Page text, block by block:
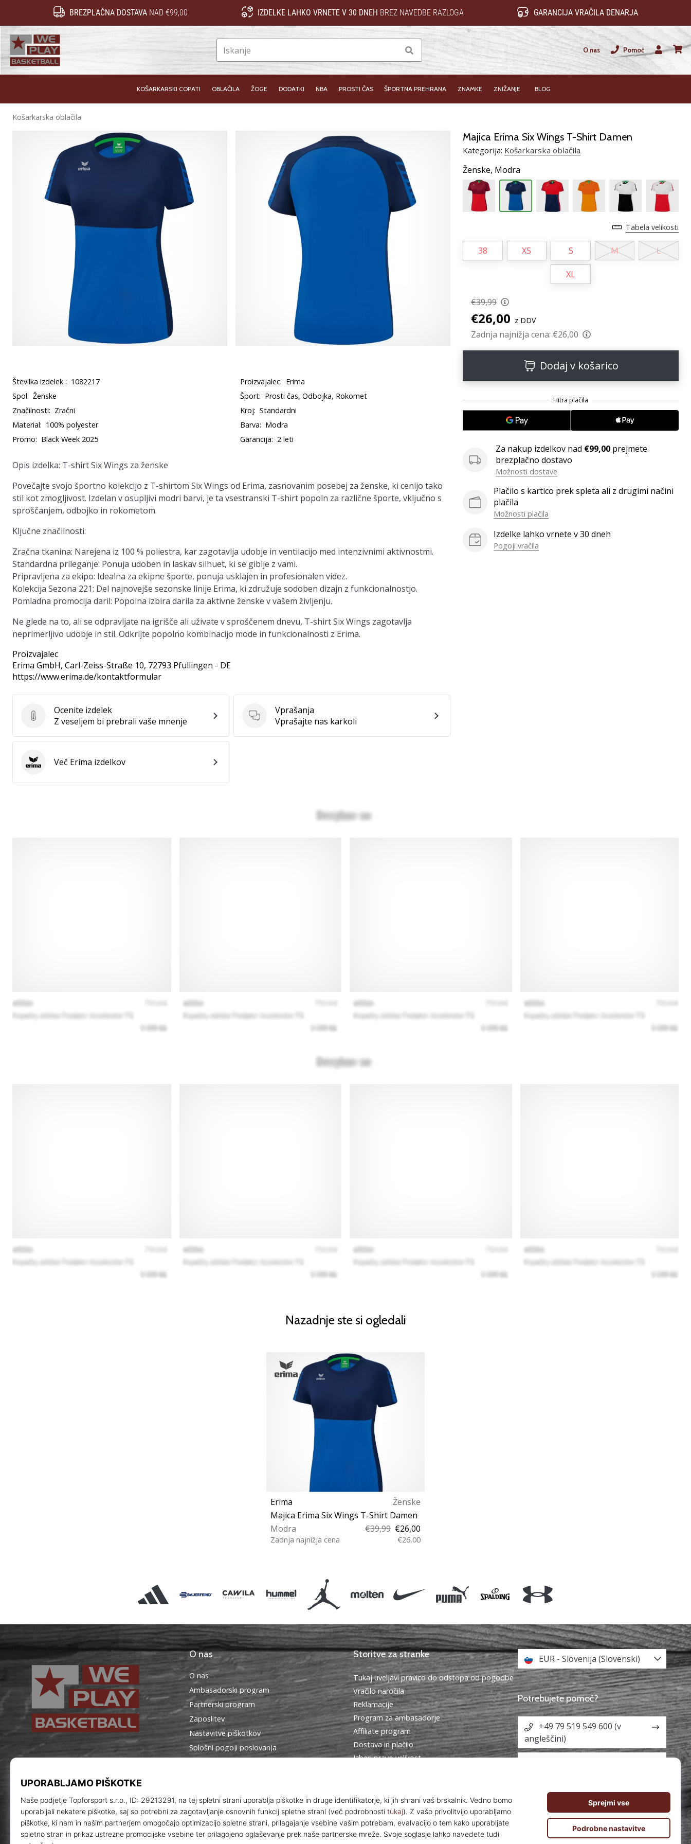
BREZPLAČNA DOSTAVA NAD €99,00 IZDELKE LAHKO VRNETE V 30 DNEH BREZ NAVEDBE RAZLOGA GARANCIJA VRAČILA DENARJA
Iskanje O nas
Pomoč
Uporabnik
KOŠARKARSKI COPATI OBLAČILA ŽOGE DODATKI NBA PROSTI ČAS ŠPORTNA PREHRANA ZNAMKE ZNIŽANJE BLOG
Košarkarska oblačila
Majica Erima Six Wings T-Shirt Damen
Kategorija: Košarkarska oblačila
Ženske, Modra
Tabela velikosti
38 XS S M L
XL
€39,99
€26,00 z DDV
Zadnja najnižja cena: €26,00
Dodaj v košarico
Za nakup izdelkov nad €99,00 prejmete
brezplačno dostavo
Možnosti dostave
Plačilo s kartico prek spleta ali z drugimi načini
plačila
Možnosti plačila
Izdelke lahko vrnete v 30 dneh
Pogoji vračila
Številka izdelek : 1082217 Proizvajalec: Erima
Spol: Ženske Šport: Prosti čas, Odbojka, Rokomet
Značilnosti: Zračni Kroj: Standardni
Material: 100% polyester Barva: Modra
Promo: Black Week 2025 Garancija: 2 leti
Opis izdelka: T-shirt Six Wings za ženske
Povečajte svojo športno kolekcijo z T-shirtom Six Wings od Erima, zasnovanim posebej za ženske, ki cenijo tako
stil kot zmogljivost. Izdelan v osupljivi modri barvi, je ta vsestranski T-shirt popoln za različne športe, vključno s
sproščanjem, odbojko in rokometom.
Ključne značilnosti:
Zračna tkanina: Narejena iz 100 % poliestra, kar zagotavlja udobje in ventilacijo med intenzivnimi aktivnostmi.
Standardna prileganje: Ponuja udoben in laskav silhuet, ki se giblje z vami.
Pripravljena za ekipo: Idealna za ekipne športe, ponuja usklajen in profesionalen videz.
Kolekcija Sezona 221: Del najnovejše sezonske linije Erima, ki združuje sodoben dizajn z funkcionalnostjo.
Pomladna promocija daril: Popolna izbira darila za aktivne ženske v vašem življenju.
Ne glede na to, ali se odpravljate na igrišče ali uživate v sproščenem dnevu, T-shirt Six Wings zagotavlja
neprimerljivo udobje in stil. Odkrijte popolno kombinacijo mode in funkcionalnosti z Erima.
Proizvajalec
Erima GmbH, Carl-Zeiss-Straße 10, 72793 Pfullingen - DE
https://www.erima.de/kontaktformular
Ocenite izdelek
Ocenite izdelek
Z veseljem bi prebrali vaše mnenje
Vprašanja
Vprašanja
Vprašajte nas karkoli
Erima Več Erima izdelkov
Nazadnje ste si ogledali
Erima
Ženske
Majica Erima Six Wings T-Shirt Damen
Modra
€39,99 €26,00
Zadnja najnižja cena €26,00
WePlayBasketball.si
O nas
O nas
Ambasadorski program
Partnerski program
Zaposlitev
Nastavitve piškotkov
Splošni pogoji poslovanja
Storitve za stranke
Tukaj uveljavi pravico do odstopa od pogodbe
Vračilo naročila
Reklamacije
Program za ambasadorje
Affiliate program
Dostava in plačilo
Izberi pravo velikost
Politika zasebnosti
EUR - Slovenija (Slovenski)
Potrebujete pomoč?
+49 79 519 549 600 (v
angleščini)